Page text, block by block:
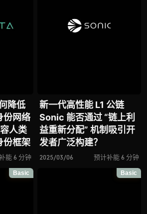
降低
份网络
人类
份框架
能 6 分钟
新一代高性能 L1 公链
Sonic 能否通过 “链上利
益重新分配” 机制吸引开
发者广泛构建？
2025/03/06 预计补能 6 分钟
Basic Basic